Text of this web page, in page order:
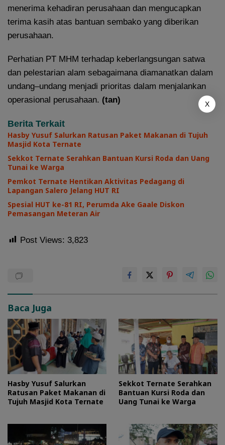
menerima kehadiran perusahaan dan mengucapkan
terima kasih atas bantuan sembako yang diberikan
perusahaan.
Perhatian PT MHM terhadap keberlangsungan satwa
dan pelestarian alam sebagaimana diamanatkan dalam
undang–undang menjadi prioritas dalam menjalankan
operasional perusahaan. (tan)
Berita Terkait
Hasby Yusuf Salurkan Ratusan Paket Makanan di Tujuh
Masjid Kota Ternate
Sekkot Ternate Serahkan Bantuan Kursi Roda dan Uang
Tunai ke Warga
Pemkot Ternate Hentikan Aktivitas Pedagang di
Lapangan Salero Jelang HUT RI
Spesial HUT ke-81 RI, Perumda Ake Gaale Diskon
Pemasangan Meteran Air
Post Views: 3,823
Baca Juga
Hasby Yusuf Salurkan
Ratusan Paket Makanan di
Tujuh Masjid Kota Ternate
Sekkot Ternate Serahkan
Bantuan Kursi Roda dan
Uang Tunai ke Warga
X